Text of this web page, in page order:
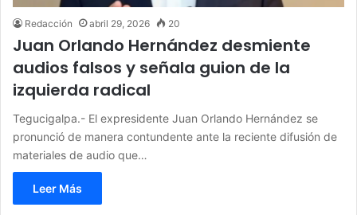
Redacción abril 29, 2026 20
Juan Orlando Hernández desmiente
audios falsos y señala guion de la
izquierda radical
Tegucigalpa.- El expresidente Juan Orlando Hernández se
pronunció de manera contundente ante la reciente difusión de
materiales de audio que…
Leer Más